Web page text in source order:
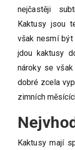
nejčastěji
Kaktusy jsou
však nesmí být
jdou kaktusy
nároky se
dobré zcela
zimních
Kaktusy mají